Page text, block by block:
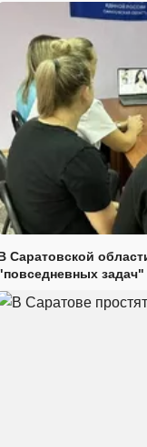
Саратовской
задач"